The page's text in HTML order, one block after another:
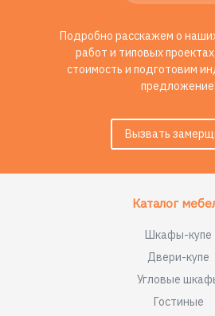
Подробно расскажем о
работ и типовых
стоимость и подготовим
предложение!
Вызвать
Каталог
Шкафы-купе
Двери-купе
Угловые
Гостиные